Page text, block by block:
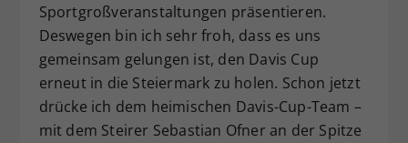
Sportgroßveranstaltungen präsentieren.
Deswegen bin ich sehr froh, dass es uns
gemeinsam gelungen ist, den Davis Cup
erneut in die Steiermark zu holen. Schon jetzt
drücke ich dem heimischen Davis-Cup-Team –
mit dem Steirer Sebastian Ofner an der Spitze